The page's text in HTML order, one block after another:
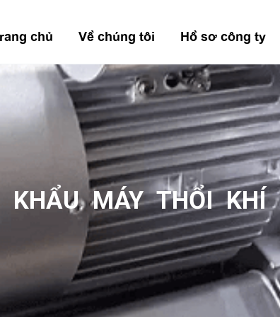
chủ Về chúng tôi Hồ sơ công ty
KHẨU MÁY THỔI KHÍ